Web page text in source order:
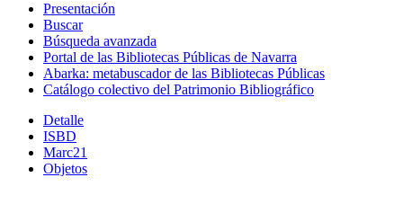
Presentación
Buscar
Búsqueda avanzada
Portal de las Bibliotecas Públicas de Navarra
Abarka: metabuscador de las Bibliotecas Públicas
Catálogo colectivo del Patrimonio Bibliográfico
Detalle
ISBD
Marc21
Objetos